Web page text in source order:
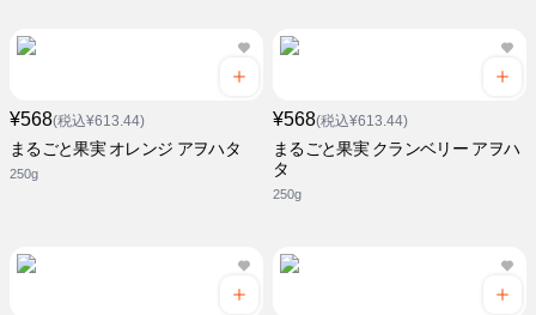
¥568(税込¥613.44)
まるごと果実 オレンジ アヲハタ
250g
¥568(税込¥613.44)
まるごと果実 クランベリー アヲハ
タ
250g